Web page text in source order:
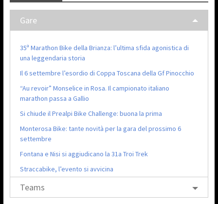
Gare
35ª Marathon Bike della Brianza: l’ultima sfida agonistica di
una leggendaria storia
Il 6 settembre l’esordio di Coppa Toscana della Gf Pinocchio
“Au revoir” Monselice in Rosa. Il campionato italiano
marathon passa a Gallio
Si chiude il Prealpi Bike Challenge: buona la prima
Monterosa Bike: tante novità per la gara del prossimo 6
settembre
Fontana e Nisi si aggiudicano la 31a Troi Trek
Straccabike, l’evento si avvicina
Teams